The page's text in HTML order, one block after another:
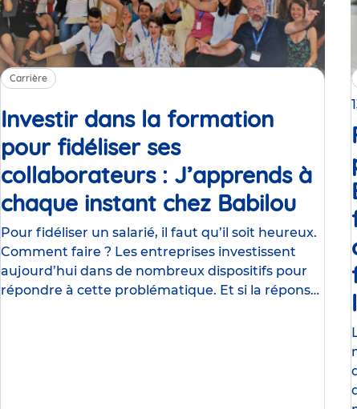
Carrière
Investir dans la formation
pour fidéliser ses
collaborateurs : J’apprends à
chaque instant chez Babilou
Pour fidéliser un salarié, il faut qu’il soit heureux.
Comment faire ? Les entreprises investissent
aujourd’hui dans de nombreux dispositifs pour
répondre à cette problématique. Et si la réponse